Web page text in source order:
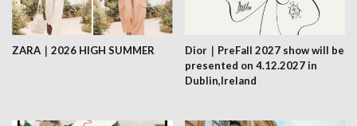
ZARA｜2026 HIGH SUMMER
Dior｜PreFall 2027 show will be
presented on 4.12.2027 in
Dublin,Ireland